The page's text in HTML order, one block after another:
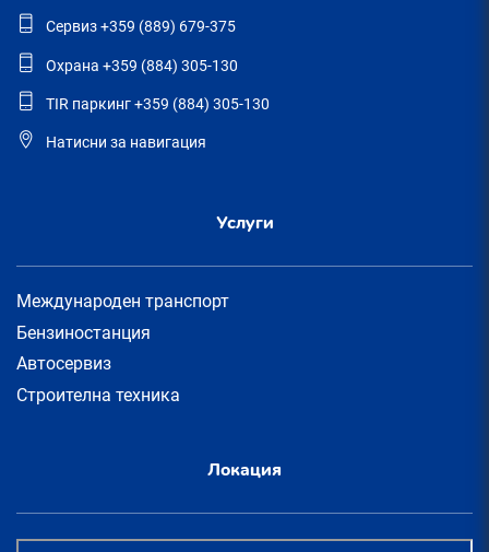
Сервиз +359 (889) 679-375
Охрана +359 (884) 305-130
TIR паркинг +359 (884) 305-130
Натисни за навигация
Услуги
Международен транспорт
Бензиностанция
Автосервиз
Строителна техника
Локация